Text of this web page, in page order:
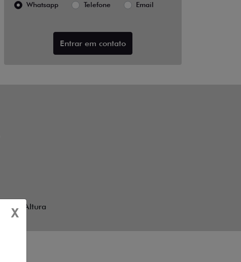
Whatsapp Telefone Email
Entrar em contato
De Altura
X